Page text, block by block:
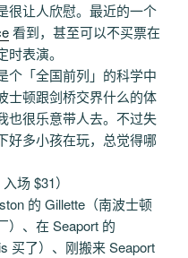
很让人欣慰。最近的一个
看到，甚至可以不买票在
表演。
个「全国前列」的科学中
士顿跟剑桥交界什么的体
也很乐意带人去。不过失
好多小孩在玩，总觉得哪
场 $31）
的 Gillette（南波士顿
）、在 Seaport 的
买了）、刚搬来 Seaport